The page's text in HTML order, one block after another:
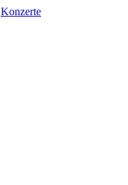
Konzerte